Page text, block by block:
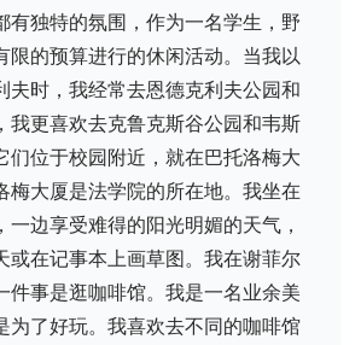
有独特的氛围，作为一名学生，野
限的预算进行的休闲活动。当我以
夫时，我经常去恩德克利夫公园和
我更喜欢去克鲁克斯谷公园和韦斯
们位于校园附近，就在巴托洛梅大
梅大厦是法学院的所在地。我坐在
一边享受难得的阳光明媚的天气，
或在记事本上画草图。我在谢菲尔
件事是逛咖啡馆。我是一名业余美
为了好玩。我喜欢去不同的咖啡馆